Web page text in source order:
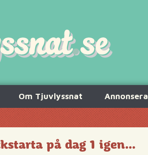
Om Tjuvlyssnat Annonsera
på dag 1 igen…